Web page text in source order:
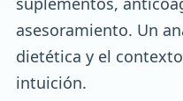
asesoramiento. Un
dietética y el
intuición.